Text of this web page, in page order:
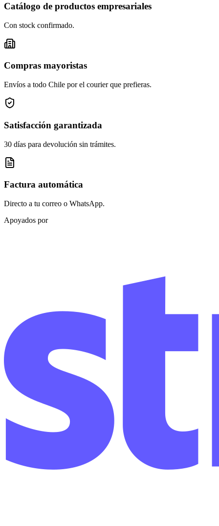
Catálogo de productos empresariales
Con stock confirmado.
Compras mayoristas
Envíos a todo Chile por el courier que prefieras.
Satisfacción garantizada
30 días para devolución sin trámites.
Factura automática
Directo a tu correo o WhatsApp.
Apoyados por